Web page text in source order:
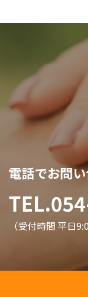
電話でお問
（受付時間 平日